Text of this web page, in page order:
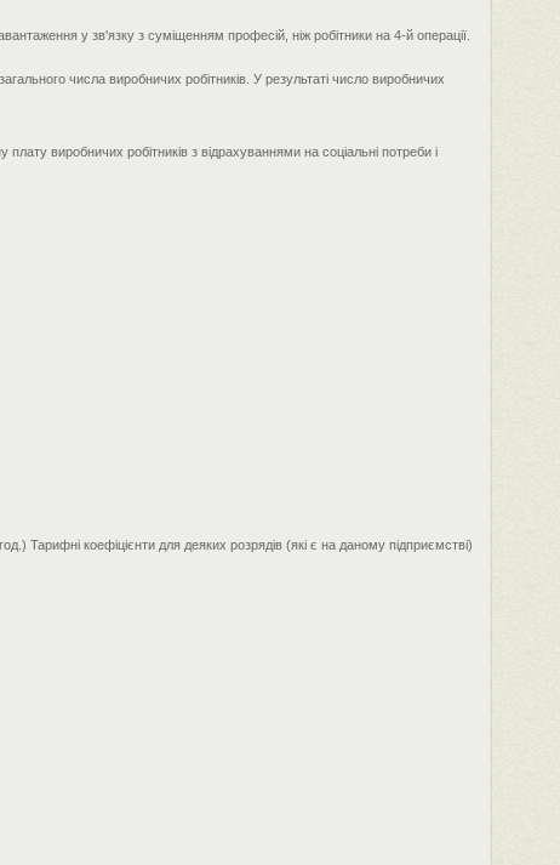
у зв'язку з суміщенням професій, ніж робітники на 4-й операції.
числа виробничих робітників. У результаті число виробничих
виробничих робітників з відрахуваннями на соціальні потреби і
Тарифні коефіцієнти для деяких розрядів (які є на даному підприємстві)